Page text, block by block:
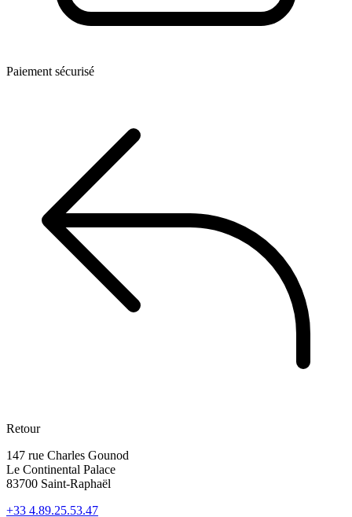
Paiement sécurisé
Retour
147 rue Charles Gounod
Le Continental Palace
83700 Saint-Raphaël
+33 4.89.25.53.47